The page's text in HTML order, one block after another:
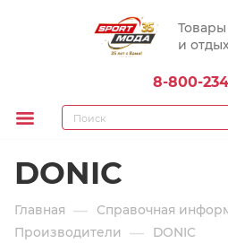
и
8-800-
DONIC
Главная — Справочная
Производители — DONIC